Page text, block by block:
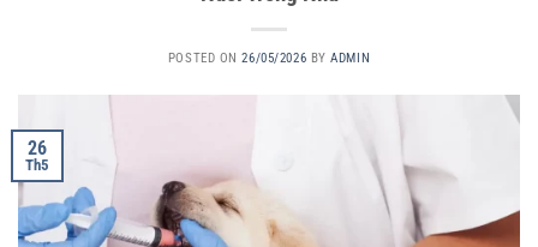
POSTED ON26/05/2026 BYADMIN
26
Th5